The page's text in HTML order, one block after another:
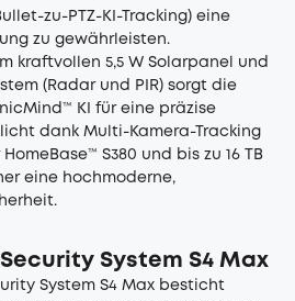
zu-PTZ-KI-Tracking) eine
zu gewährleisten.
kraftvollen 5,5 W Solarpanel und
(Radar und PIR) sorgt die
KI für eine präzise
dank Multi-Kamera-Tracking
S380 und bis zu 16 TB
eine hochmoderne,
Security System S4 Max
System S4 Max besticht